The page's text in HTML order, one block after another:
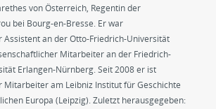
von Österreich, Regentin der
bei Bourg-en-Bresse. Er war
Assistent an der Otto-Friedrich-Universität
Mitarbeiter an der Friedrich-
Erlangen-Nürnberg. Seit 2008 er ist
Mitarbeiter am Leibniz Institut für Geschichte
Europa (Leipzig). Zuletzt herausgegeben: